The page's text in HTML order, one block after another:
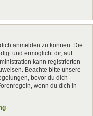
anmelden zu können. Die
und ermöglicht dir, auf
kann registrierten
Beachte bitte unsere
bevor du dich
wenn du dich in